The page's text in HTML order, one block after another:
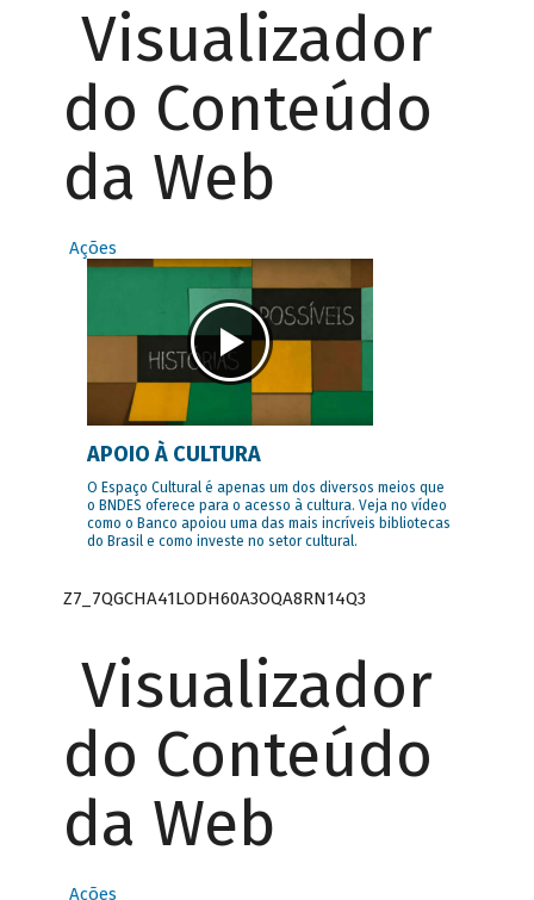
Visualizador
do Conteúdo
da Web
Ações
APOIO À CULTURA
O Espaço Cultural é apenas um dos diversos meios que
o BNDES oferece para o acesso à cultura. Veja no vídeo
como o Banco apoiou uma das mais incríveis bibliotecas
do Brasil e como investe no setor cultural.
Z7_7QGCHA41LODH60A3OQA8RN14Q3
Visualizador
do Conteúdo
da Web
Ações